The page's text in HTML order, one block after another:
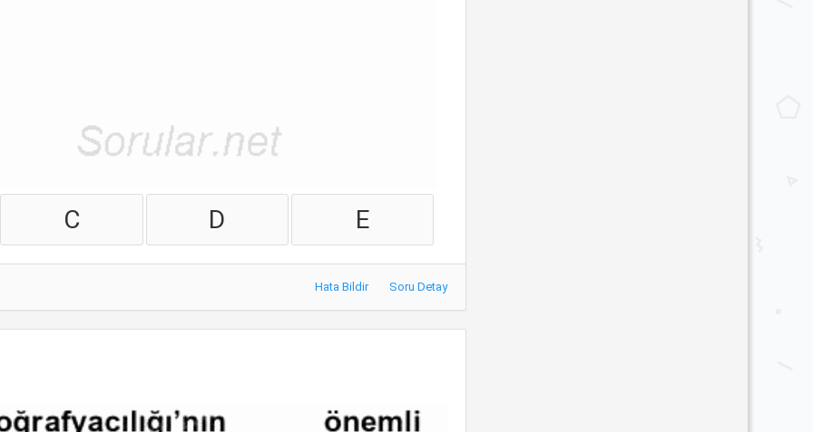
C D E
Hata Bildir Soru Detay